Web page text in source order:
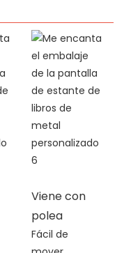
Viene con
polea
Fácil de